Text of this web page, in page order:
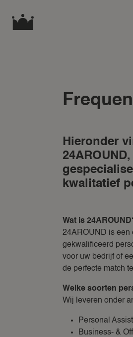
Hieronder
kwalitatief
Wat is
24AROUND is een
gekwalificeerd
voor uw bedrijf of
de perfecte match
Welke soorten
Wij leveren onder
Personal
Business- &